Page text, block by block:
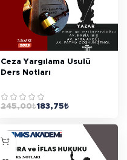
Ceza Yargılama Usulü
Ders Notları
245,00₺183,75₺